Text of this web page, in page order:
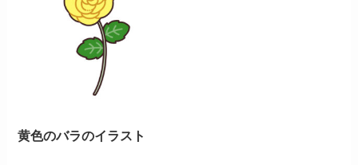
黄色のバラのイラスト